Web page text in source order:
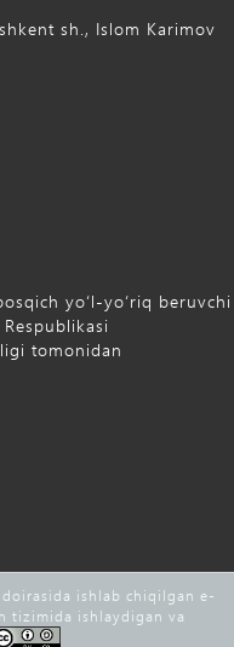
sh., Islom Karimov
yo‘l-yo‘riq beruvchi
tomonidan
doirasida ishlab chiqilgan e-
tizimida ishlaydigan va